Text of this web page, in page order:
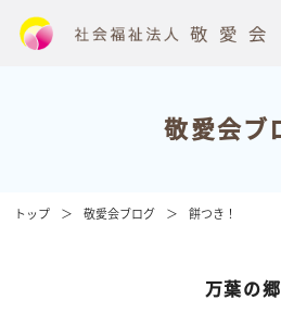
敬愛会ブ
トップ 敬愛会ブログ 餅つき！
万葉の郷